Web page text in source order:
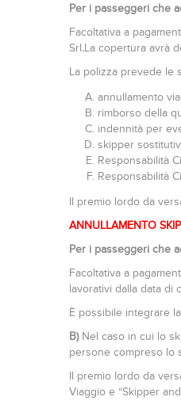
Per i passeggeri che
Facoltativa a
Srl.La copertura avrà
La polizza prevede le
annullamento
rimborso della
indennità per
skipper
Responsabilità
Responsabilità
Il premio lordo da
ANNULLAMENTO
Per i passeggeri che
Facoltativa a
lavorativi dalla data di
È possibile integrare
B) Nel caso in cui lo
persone compreso lo
Il premio lordo da
Viaggio e “Skipper